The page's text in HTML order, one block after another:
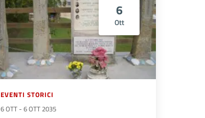
6
Ott
EVENTI STORICI
6 OTT - 6 OTT 2035